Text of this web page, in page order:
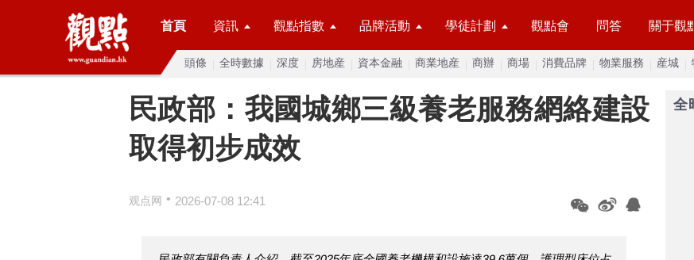
首頁 資訊 觀點指數 品牌活動 學徒計劃 觀點會 問答 關于觀
頭條 全時數據 深度 房地産 資本金融 商業地産 商辦 商場 消費品牌 物業服務 産城
民政部：我國城鄉三級養老服務網絡建設
取得初步成效
观点网 • 2026-07-08 12:41
全